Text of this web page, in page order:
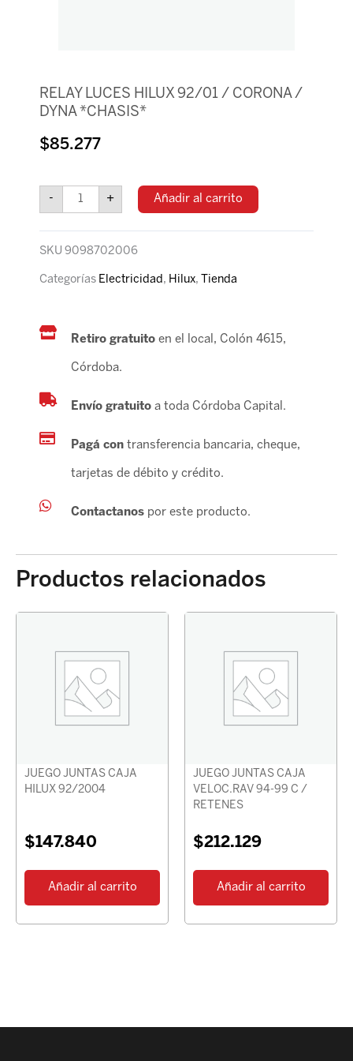
RELAY LUCES HILUX 92/01 / CORONA /
DYNA *CHASIS*
$85.277
-
LUCES
HILUX
/
CORONA
/
+ Añadir al carrito
SKU 9098702006
Categorías Electricidad, Hilux, Tienda
Retiro gratuito en el local, Colón 4615,
Córdoba.
Envío gratuitoa toda Córdoba Capital.
Pagá contransferencia bancaria, cheque,
tarjetas de débito y crédito.
Contactanospor este producto.
Productos relacionados
JUEGO JUNTAS CAJA
HILUX 92/2004
$147.840
Añadir al carrito
JUEGO JUNTAS CAJA
VELOC.RAV 94-99 C /
RETENES
$212.129
Añadir al carrito